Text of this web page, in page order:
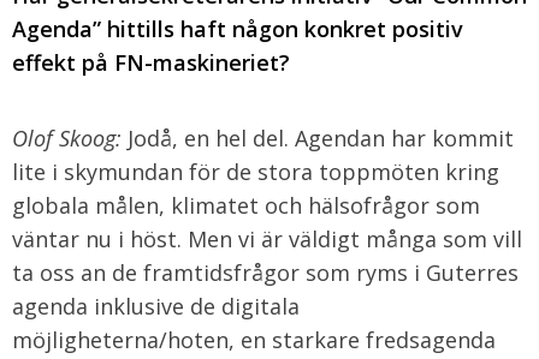
Agenda” hittills haft någon konkret positiv
effekt på FN-maskineriet?
Olof Skoog: Jodå, en hel del. Agendan har kommit
lite i skymundan för de stora toppmöten kring
globala målen, klimatet och hälsofrågor som
väntar nu i höst. Men vi är väldigt många som vill
ta oss an de framtidsfrågor som ryms i Guterres
agenda inklusive de digitala
möjligheterna/hoten, en starkare fredsagenda